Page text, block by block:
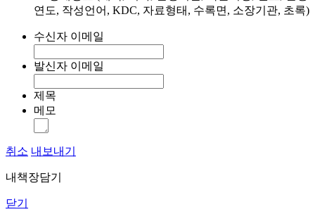
연도, 작성언어, KDC, 자료형태, 수록면, 소장기관, 초록)
수신자 이메일
발신자 이메일
제목
메모
취소 내보내기
내책장담기
닫기